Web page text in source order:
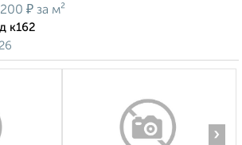
₽ за м²
к162
›